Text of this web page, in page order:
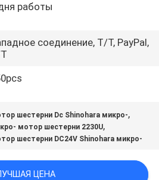
работы
соединение, T/T, PayPal,
шестерни Dc Shinohara микро-,
мотор шестерни 2230U,
шестерни DC24V Shinohara микро-
ЦЕНА